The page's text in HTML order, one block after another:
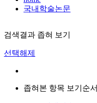
국내학술논문
검색결과 좁혀 보기
선택해제
좁혀본 항목 보기순서